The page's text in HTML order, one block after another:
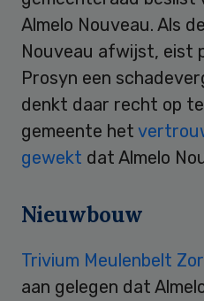
Almelo Nouveau. Als
Nouveau afwijst, eist
Prosyn een
denkt daar recht op
gemeente het
gewekt dat Almelo
Nieuwbouw
Trivium Meulenbelt
aan gelegen dat